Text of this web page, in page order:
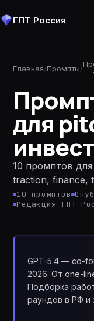
ГПТ Россия
Главная/Промпты/—
для
10 промптов
traction, finance,
10 промптов
Редакция ГПТ
GPT-5.4 — co-
2026. От one-
Подборка
раундов в РФ и